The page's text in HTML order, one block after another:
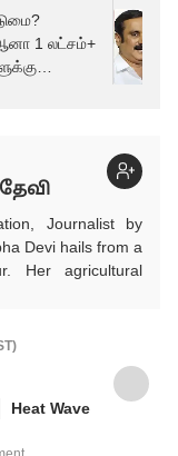
1 லட்சம்+
Journalist by
Devi hails from a
Her agricultural
with utmost
working in Tamil
Her areas of
Jobs, Politics,
Heat Wave